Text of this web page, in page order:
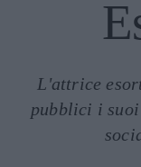
L'attrice
pubblici i suoi